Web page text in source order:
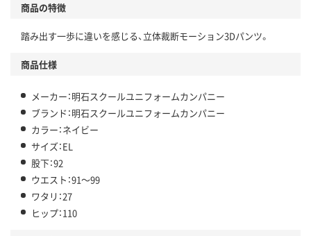
商品の特徴
踏み出す一歩に違いを感じる、立体裁断モーション3Dパンツ。
商品仕様
メーカー：明石スクールユニフォームカンパニー
ブランド：明石スクールユニフォームカンパニー
カラー：ネイビー
サイズ：EL
股下：92
ウエスト：91～99
ワタリ：27
ヒップ：110